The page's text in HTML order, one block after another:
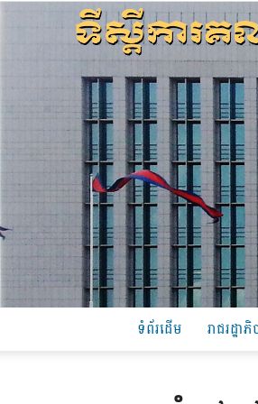
ទំព័រដើម រាជរដ្ឋា